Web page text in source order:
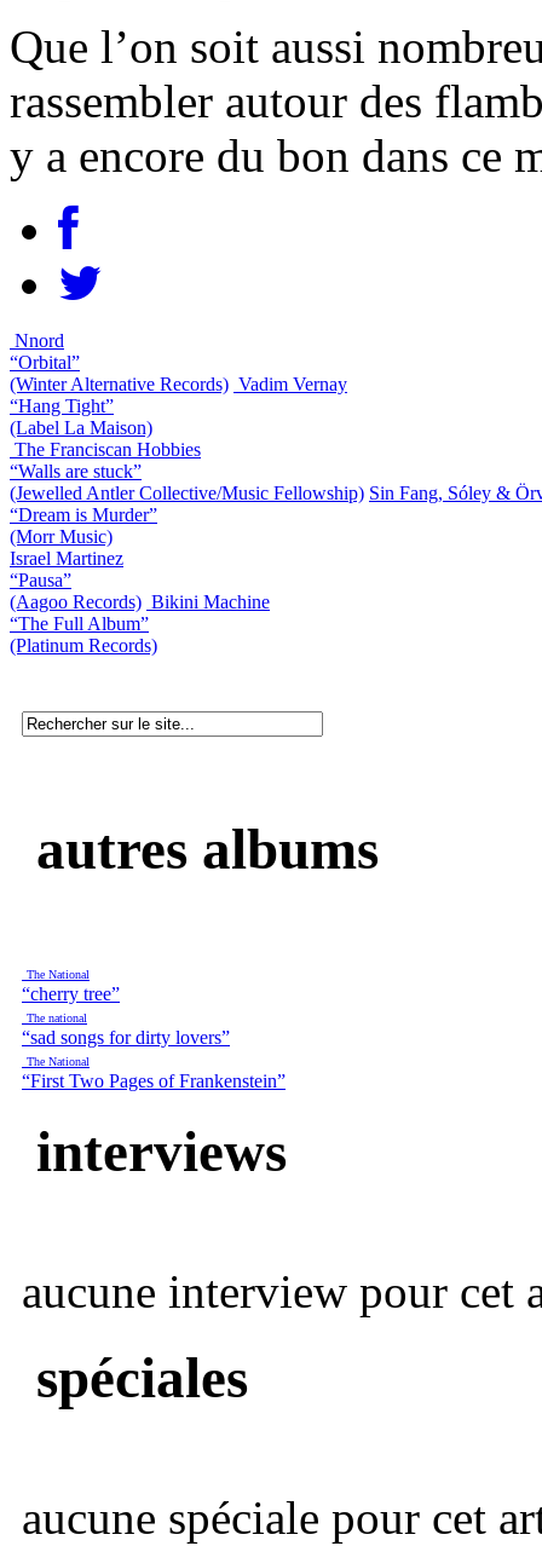
Que l’on soit aussi
rassembler autour des
y a encore du bon dans ce
Nnord
“Orbital”
(Winter Alternative Records) Vadim Vernay
“Hang Tight”
(Label La Maison)
The Franciscan Hobbies
“Walls are stuck”
(Jewelled Antler Collective/Music Fellowship) Sin Fang, Sóley &
“Dream is Murder”
(Morr Music)
Israel Martinez
“Pausa”
(Aagoo Records) Bikini Machine
“The Full Album”
(Platinum Records)
autres albums
The National
“cherry tree”
The national
“sad songs for dirty lovers”
The National
“First Two Pages of Frankenstein”
interviews
aucune interview pour cet
spéciales
aucune spéciale pour cet